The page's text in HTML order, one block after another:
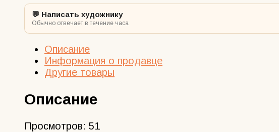
💬 Написать художнику
Обычно отвечает в течение часа
Описание
Информация о продавце
Другие товары
Описание
Просмотров: 51